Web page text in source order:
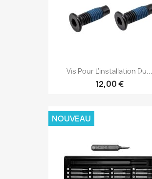
Vis Pour L'installation Du...
12,00 €
NOUVEAU